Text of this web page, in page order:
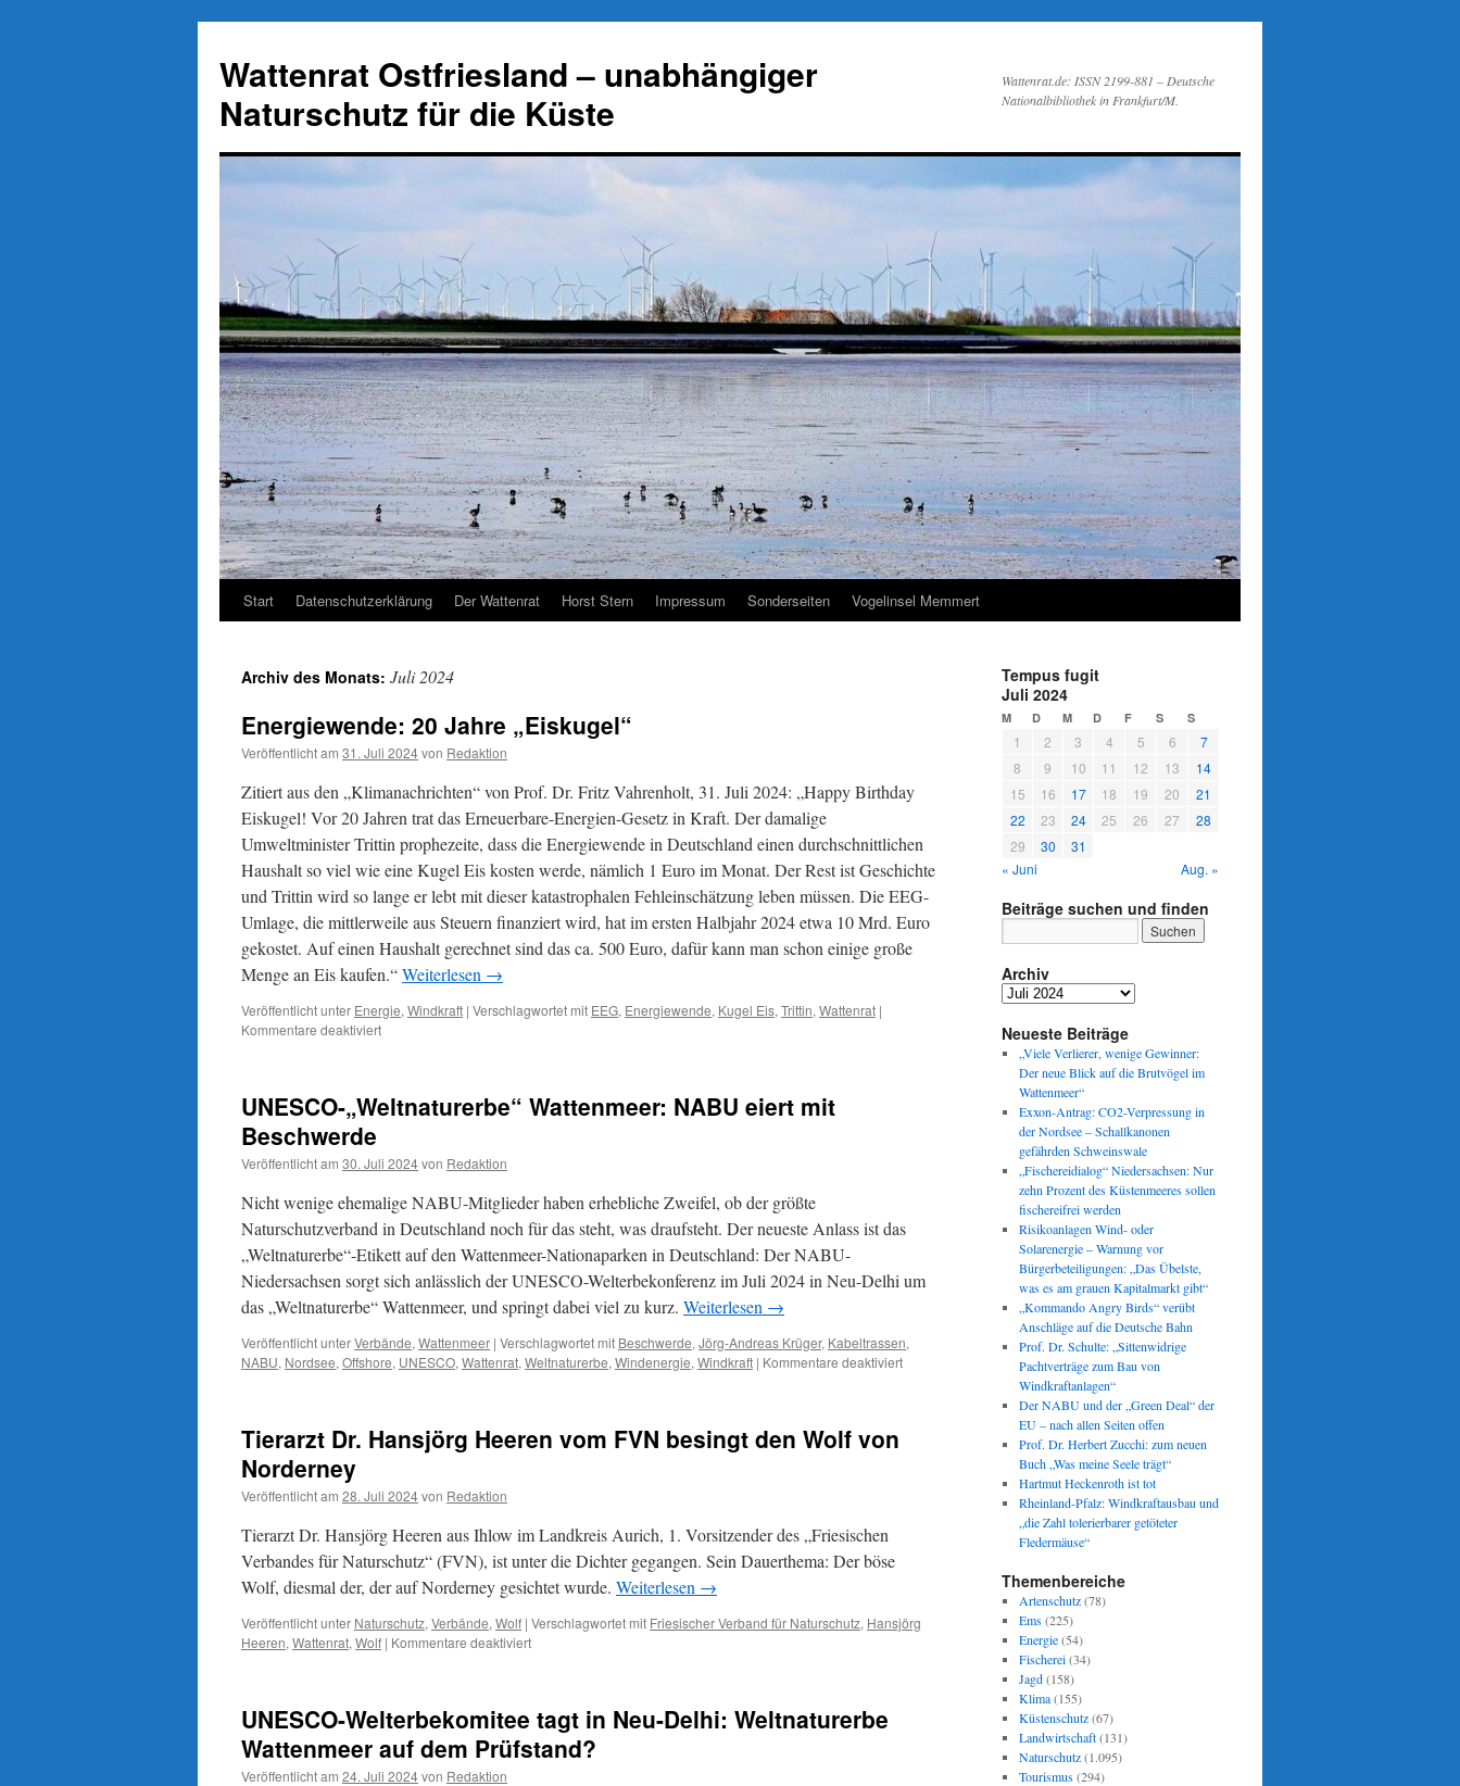
springen
Wattenrat Ostfriesland – unabhängiger
Naturschutz für die Küste
Wattenrat.de: ISSN 2199-881 – Deutsche
Nationalbibliothek in Frankfurt/M.
Start Datenschutzerklärung Der Wattenrat Horst Stern Impressum Sonderseiten Vogelinsel Memmert
Archiv des Monats: Juli 2024
Energiewende: 20 Jahre „Eiskugel“
Veröffentlicht am 31. Juli 2024von Redaktion
Zitiert aus den „Klimanachrichten“ von Prof. Dr. Fritz Vahrenholt, 31. Juli 2024: „Happy Birthday
Eiskugel! Vor 20 Jahren trat das Erneuerbare-Energien-Gesetz in Kraft. Der damalige
Umweltminister Trittin prophezeite, dass die Energiewende in Deutschland einen durchschnittlichen
Haushalt so viel wie eine Kugel Eis kosten werde, nämlich 1 Euro im Monat. Der Rest ist Geschichte
und Trittin wird so lange er lebt mit dieser katastrophalen Fehleinschätzung leben müssen. Die EEG-
Umlage, die mittlerweile aus Steuern finanziert wird, hat im ersten Halbjahr 2024 etwa 10 Mrd. Euro
gekostet. Auf einen Haushalt gerechnet sind das ca. 500 Euro, dafür kann man schon einige große
Menge an Eis kaufen.“Weiterlesen →
Veröffentlicht unter Energie, Windkraft | Verschlagwortet mit EEG, Energiewende, Kugel Eis, Trittin, Wattenrat |
Kommentare deaktiviertfür
„Eiskugel“
UNESCO-„Weltnaturerbe“ Wattenmeer: NABU eiert mit
Beschwerde
Veröffentlicht am 30. Juli 2024von Redaktion
Nicht wenige ehemalige NABU-Mitglieder haben erhebliche Zweifel, ob der größte
Naturschutzverband in Deutschland noch für das steht, was draufsteht. Der neueste Anlass ist das
„Weltnaturerbe“-Etikett auf den Wattenmeer-Nationaparken in Deutschland: Der NABU-
Niedersachsen sorgt sich anlässlich der UNESCO-Welterbekonferenz im Juli 2024 in Neu-Delhi um
das „Weltnaturerbe“ Wattenmeer, und springt dabei viel zu kurz. Weiterlesen →
Veröffentlicht unterVerbände, Wattenmeer | Verschlagwortet mit Beschwerde, Jörg-Andreas Krüger, Kabeltrassen,
NABU, Nordsee, Offshore, UNESCO, Wattenrat, Weltnaturerbe, Windenergie, Windkraft | Kommentare deaktiviertfür
Tierarzt Dr. Hansjörg Heeren vom FVN besingt den Wolf von
Norderney
Veröffentlicht am 28. Juli 2024von Redaktion
Tierarzt Dr. Hansjörg Heeren aus Ihlow im Landkreis Aurich, 1. Vorsitzender des „Friesischen
Verbandes für Naturschutz“ (FVN), ist unter die Dichter gegangen. Sein Dauerthema: Der böse
Wolf, diesmal der, der auf Norderney gesichtet wurde. Weiterlesen →
Veröffentlicht unter Naturschutz, Verbände, Wolf | Verschlagwortet mit Friesischer Verband für Naturschutz, Hansjörg
Heeren, Wattenrat, Wolf | Kommentare deaktiviertfür
Heeren
vom
FVN
UNESCO-Welterbekomitee tagt in Neu-Delhi: Weltnaturerbe
Wattenmeer auf dem Prüfstand?
Veröffentlicht am 24. Juli 2024von Redaktion
Tempus fugit
Juli 2024
M D M D F S S
1 2 3 4 5 6
7
8
9 10 11 12 13
14
15
16 17 18 19 20
21
22
23 24 25 26 27
28
29
30
31
« Juni
Aug. »
Beiträge suchen und finden
Archiv
Archiv
Neueste Beiträge
„Viele Verlierer, wenige Gewinner:
Der neue Blick auf die Brutvögel im
Wattenmeer“
Exxon-Antrag: CO2-Verpressung in
der Nordsee – Schallkanonen
gefährden Schweinswale
„Fischereidialog“ Niedersachsen: Nur
zehn Prozent des Küstenmeeres sollen
fischereifrei werden
Risikoanlagen Wind- oder
Solarenergie – Warnung vor
Bürgerbeteiligungen: „Das Übelste,
was es am grauen Kapitalmarkt gibt“
„Kommando Angry Birds“ verübt
Anschläge auf die Deutsche Bahn
Prof. Dr. Schulte: „Sittenwidrige
Pachtverträge zum Bau von
Windkraftanlagen“
Der NABU und der „Green Deal“ der
EU – nach allen Seiten offen
Prof. Dr. Herbert Zucchi: zum neuen
Buch „Was meine Seele trägt“
Hartmut Heckenroth ist tot
Rheinland-Pfalz: Windkraftausbau und
„die Zahl tolerierbarer getöteter
Fledermäuse“
Themenbereiche
Artenschutz(78)
Ems(225)
Energie(54)
Fischerei(34)
Jagd(158)
Klima(155)
Küstenschutz(67)
Landwirtschaft(131)
Naturschutz(1.095)
Tourismus(294)